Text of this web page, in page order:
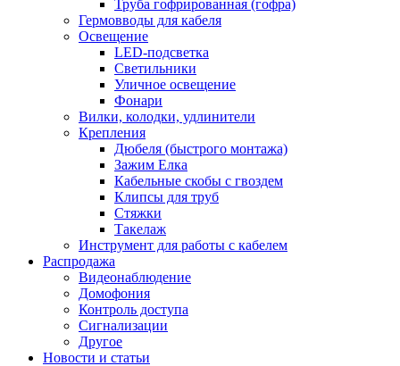
Труба гофрированная (гофра)
Гермовводы для кабеля
Освещение
LED-подсветка
Светильники
Уличное освещение
Фонари
Вилки, колодки, удлинители
Крепления
Дюбеля (быстрого монтажа)
Зажим Елка
Кабельные скобы с гвоздем
Клипсы для труб
Стяжки
Такелаж
Инструмент для работы с кабелем
Распродажа
Видеонаблюдение
Домофония
Контроль доступа
Сигнализации
Другое
Новости и статьи